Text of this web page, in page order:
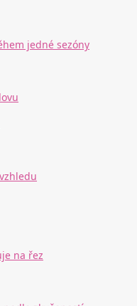
jedné sezóny
na řez